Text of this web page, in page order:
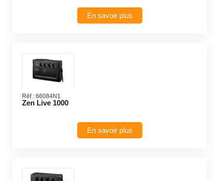
En savoir plus
Réf : 66084N1
Zen Live 1000
En savoir plus